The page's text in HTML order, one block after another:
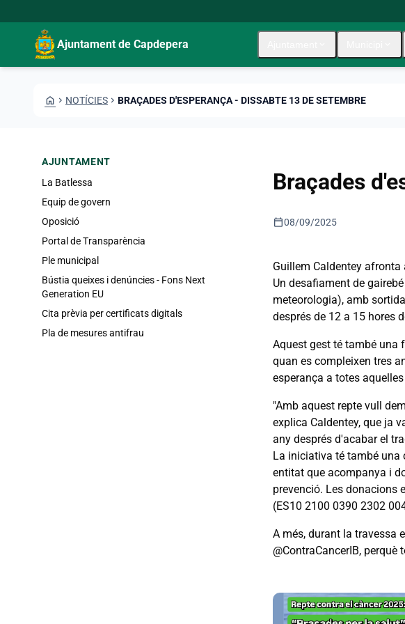
Ajuntament de Capdepera
HOME CHEVRON_RIGHT NOTÍCIES CHEVRON_RIGHT BRAÇADES D'ESPERANÇA - DISSABTE 13 DE SETEMBRE
AJUNTAMENT
La Batlessa
Equip de govern
Oposició
Portal de Transparència
Ple municipal
Bústia queixes i denúncies - Fons Next
Generation EU
Cita prèvia per certificats digitals
Pla de mesures antifrau
Braçades
calendar_today08/09/2025
Guillem Caldentey
Un desafiament de
meteorologia), amb
després de 12 a 15 hores
Aquest gest té també una
quan es compleixen tres
esperança a totes
"Amb aquest repte vull
explica Caldentey, que ja
any després d'acabar el
La iniciativa té també una
entitat que acompanya i
prevenció. Les donacions
(ES10 2100 0390 2302
A més, durant la travessa
@ContraCancerIB,